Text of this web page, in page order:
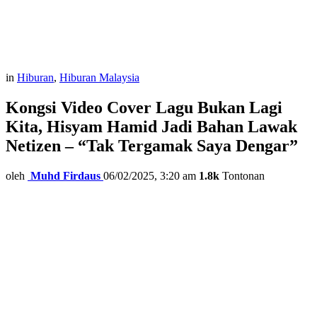
in Hiburan, Hiburan Malaysia
Kongsi Video Cover Lagu Bukan Lagi
Kita, Hisyam Hamid Jadi Bahan Lawak
Netizen – “Tak Tergamak Saya Dengar”
oleh Muhd Firdaus 06/02/2025, 3:20 am 1.8k Tontonan